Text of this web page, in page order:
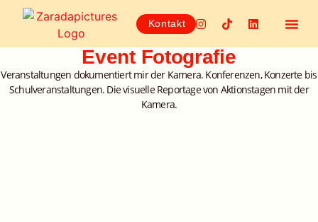
Kontakt
Event Fotografie
Veranstaltungen dokumentiert mir der Kamera. Konferenzen, Konzerte bis
Schulveranstaltungen. Die visuelle Reportage von Aktionstagen mit der
Kamera.